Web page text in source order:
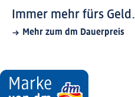
Immer mehr fürs Geld.
Mehr zum dm Dauerpreis